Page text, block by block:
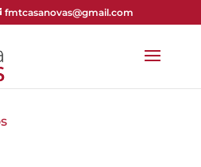
fmtcasanovas@gmail.com